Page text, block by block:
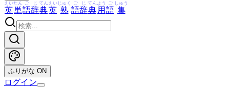
英
えい
単
たん
語
ご
辞
じ
典
てん
英
えい
熟
じゅく
語
ご
辞
じ
典
てん
用
よう
語
ご
集
しゅう
ふりがな ON
ログイン